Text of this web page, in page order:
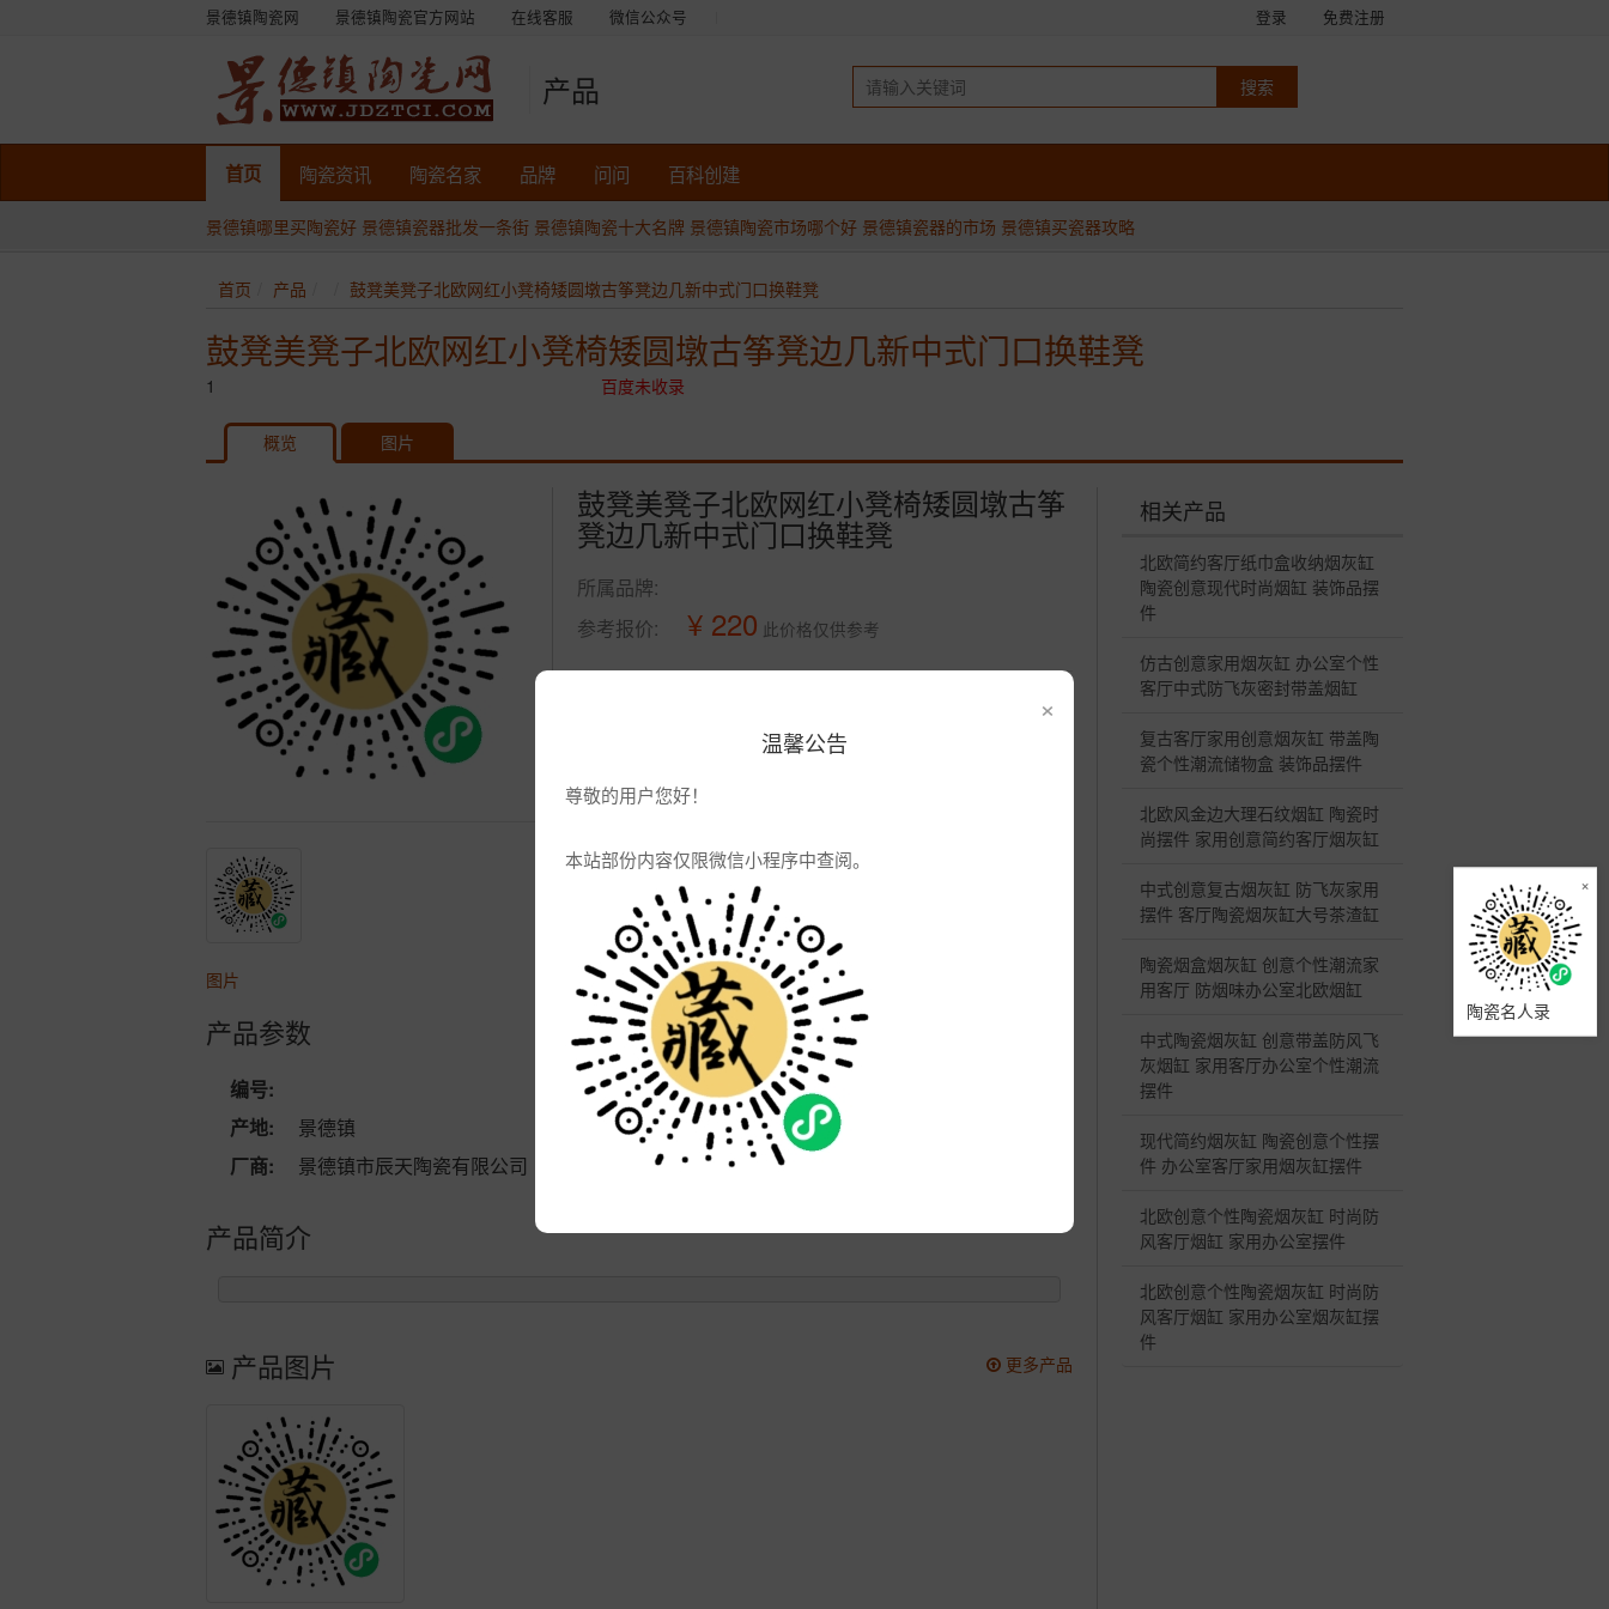
×
温馨公告
尊敬的用户您好！
本站部份内容仅限微信小程序中查阅。
景德镇陶瓷网 景德镇陶瓷官方网站 在线客服 微信公众号 登录 免费注册
产品
首页 陶瓷资讯 陶瓷名家 品牌 问问 百科创建
景德镇哪里买陶瓷好 景德镇瓷器批发一条街 景德镇陶瓷十大名牌 景德镇陶瓷市场哪个好 景德镇瓷器的市场 景德镇买瓷器攻略
×
陶瓷名人录
首页 产品 鼓凳美凳子北欧网红小凳椅矮圆墩古筝凳边几新中式门口换鞋凳
鼓凳美凳子北欧网红小凳椅矮圆墩古筝凳边几新中式门口换鞋凳
1 百度未收录
概览 图片
图片
鼓凳美凳子北欧网红小凳椅矮圆墩古筝
凳边几新中式门口换鞋凳
所属品牌:
参考报价:
¥ 220 此价格仅供参考
产品参数
编号:
品牌:
产地:
景德镇 次数:
2366
厂商:
景德镇市辰天陶瓷有限公司 更新: 2021-04-07 16:06:45
产品简介
更多产品
产品图片
相关产品
北欧简约客厅纸巾盒收纳烟灰缸
陶瓷创意现代时尚烟缸 装饰品摆
件
仿古创意家用烟灰缸 办公室个性
客厅中式防飞灰密封带盖烟缸
复古客厅家用创意烟灰缸 带盖陶
瓷个性潮流储物盒 装饰品摆件
北欧风金边大理石纹烟缸 陶瓷时
尚摆件 家用创意简约客厅烟灰缸
中式创意复古烟灰缸 防飞灰家用
摆件 客厅陶瓷烟灰缸大号茶渣缸
陶瓷烟盒烟灰缸 创意个性潮流家
用客厅 防烟味办公室北欧烟缸
中式陶瓷烟灰缸 创意带盖防风飞
灰烟缸 家用客厅办公室个性潮流
摆件
现代简约烟灰缸 陶瓷创意个性摆
件 办公室客厅家用烟灰缸摆件
北欧创意个性陶瓷烟灰缸 时尚防
风客厅烟缸 家用办公室摆件
北欧创意个性陶瓷烟灰缸 时尚防
风客厅烟缸 家用办公室烟灰缸摆
件